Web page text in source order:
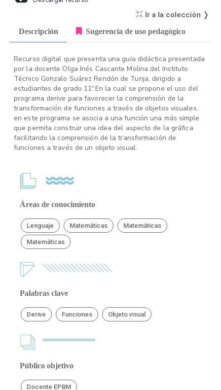
Ir a la colección ❭
Descripción Sugerencia de uso pedagógico
Recurso digital que presenta una guía didáctica presentada
por la docente Olga Inés Cascante Molina del Instituto
Técnico Gonzalo Suárez Rendón de Tunja, dirigido a
estudiantes de grado 11º.En la cual se propone el uso del
programa derive para favorecer la comprensión de la
transformación de funciones a través de objetos visuales.
en este programa se asocia a una función una más simple
que permita construir una idea del aspecto de la gráfica
facilitando la comprensión de la transformación de
funciones a través de un objeto visual.
Áreas de conocimiento
Lenguaje Matemáticas Matemáticas
Matemáticas
Palabras clave
Derive Funciones Objeto visual
Público objetivo
Docente EPBM